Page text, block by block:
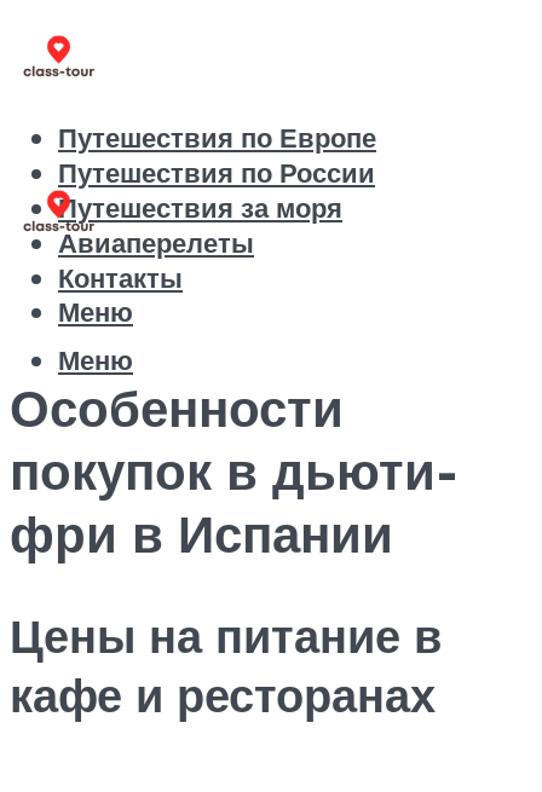
Путешествия по Европе
Путешествия по России
Путешествия за моря
Авиаперелеты
Контакты
Меню
Меню
Особенности
покупок в дьюти-
фри в Испании
Цены на питание в
кафе и ресторанах